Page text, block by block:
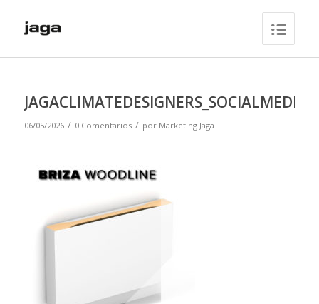
06/05/2026 / 0 Comentarios / por Marketing Jaga